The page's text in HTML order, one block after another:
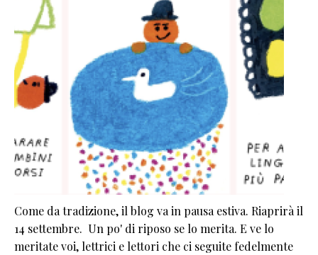
Come da tradizione, il blog va in pausa estiva. Riaprirà il
14 settembre. Un po' di riposo se lo merita. E ve lo
meritate voi, lettrici e lettori che ci seguite fedelmente